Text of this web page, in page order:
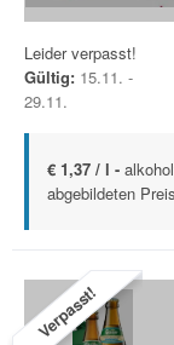
Leider verpasst!
Gültig: 15.11. -
29.11.
€ 1,37 / l -
abgebildeten
Verpasst!